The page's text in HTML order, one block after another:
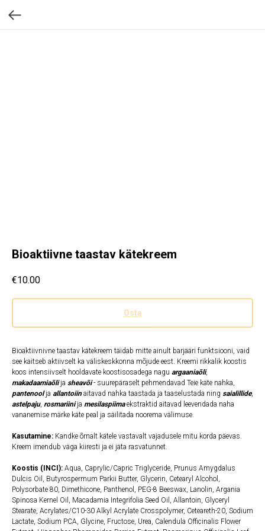
Bioaktiivne taastav kätekreem
€10.00
Osta
Bioaktiivnivne taastav kätekreem täidab mitte ainult barjääri funktsiooni, vaid
see kaitseb aktiivselt ka väliskeskkonna mõjude eest. Kreemi rikkalik koostis
koos intensiivselt hooldavate koostisosadega nagu argaaniaõli,
makadaamiaõli ja sheavõi- suurepäraselt pehmendavad Teie käte nahka,
pantenoolja allantoiinaitavad nahka taastada ja taaselustada ning saialillide,
astelpaju, rosmariini ja mesilaspiimaekstraktid aitavad leevendada naha
vananemise märke käte peal ja säilitada noorema välimuse.
Kasutamine: Kandke õrnalt kätele vastavalt vajadusele mitu korda päevas.
Kreem imendub väga kiiresti ja ei jäta rasvatunnet.
Koostis (INCI): Aqua, Caprylic/Capric Triglyceride, Prunus Amygdalus
Dulcis Oil, Butyrospermum Parkii Butter, Glycerin, Cetearyl Alcohol,
Polysorbate 80, Dimethicone, Panthenol, PEG-8 Beeswax, Lanolin, Argania
Spinosa Kernel Oil, Macadamia Integrifolia Seed Oil, Allantoin, Glyceryl
Stearate, Acrylates/C10-30 Alkyl Acrylate Crosspolymer, Ceteareth-20, Sodium
Lactate, Sodium PCA, Glycine, Fructose, Urea, Calendula Officinalis Flower